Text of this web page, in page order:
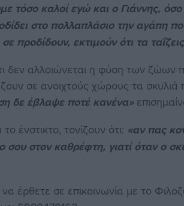
τόσο καλοί εγώ και ο Γιάννης,
στο πολλαπλάσιο την αγάπη
προδίδουν, εκτιμούν ότι τα
δεν αλλοιώνεται η φύση των ζώων
σε ανοιχτούς χώρους τα
δε έβλαψε ποτέ κανένα»
ένστικτο, τονίζουν ότι: «αν πας
στον καθρέφτη, γιατί όταν ο
έρθετε σε επικοινωνία με το